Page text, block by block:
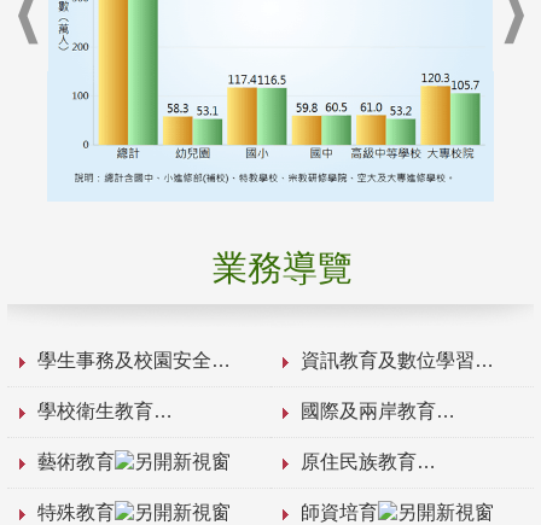
業務導覽
學生事務及校園安全 資訊教育及數位學習
學校衛生教育 國際及兩岸教育
藝術教育 原住民族教育
特殊教育 師資培育